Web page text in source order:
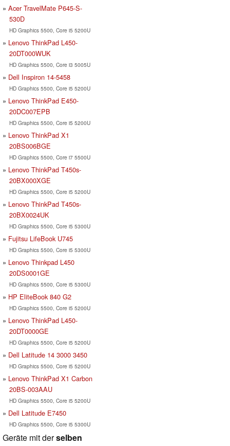
Acer TravelMate P645-S-
530D
HD Graphics 5500, Core i5 5200U
Lenovo ThinkPad L450-
20DT000WUK
HD Graphics 5500, Core i3 5005U
Dell Inspiron 14-5458
HD Graphics 5500, Core i5 5200U
Lenovo ThinkPad E450-
20DC007EPB
HD Graphics 5500, Core i5 5200U
Lenovo ThinkPad X1
20BS006BGE
HD Graphics 5500, Core i7 5500U
Lenovo ThinkPad T450s-
20BX000XGE
HD Graphics 5500, Core i5 5200U
Lenovo ThinkPad T450s-
20BX0024UK
HD Graphics 5500, Core i5 5300U
Fujitsu LifeBook U745
HD Graphics 5500, Core i5 5300U
Lenovo Thinkpad L450
20DS0001GE
HD Graphics 5500, Core i5 5300U
HP EliteBook 840 G2
HD Graphics 5500, Core i5 5200U
Lenovo ThinkPad L450-
20DT0000GE
HD Graphics 5500, Core i5 5200U
Dell Latitude 14 3000 3450
HD Graphics 5500, Core i5 5200U
Lenovo ThinkPad X1 Carbon
20BS-003AAU
HD Graphics 5500, Core i5 5200U
Dell Latitude E7450
HD Graphics 5500, Core i5 5300U
Geräte mit derselben